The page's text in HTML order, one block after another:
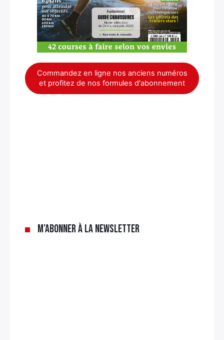
Commandez en ligne nos anciens numéros
et profitez de nos formules d'abonnement
M’abonner à la newsletter